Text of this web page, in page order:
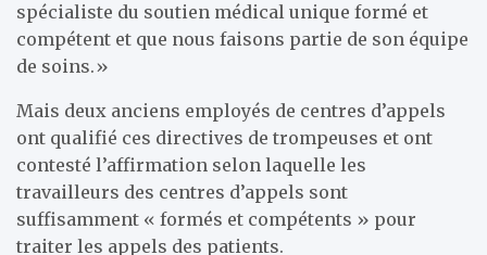
spécialiste du soutien médical unique formé et
compétent et que nous faisons partie de son équipe
de soins.»
Mais deux anciens employés de centres d’appels
ont qualifié ces directives de trompeuses et ont
contesté l’affirmation selon laquelle les
travailleurs des centres d’appels sont
suffisamment « formés et compétents » pour
traiter les appels des patients.